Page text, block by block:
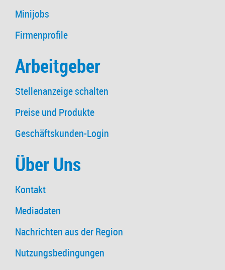
Minijobs
Firmenprofile
Arbeitgeber
Stellenanzeige schalten
Preise und Produkte
Geschäftskunden-Login
Über Uns
Kontakt
Mediadaten
Nachrichten aus der Region
Nutzungsbedingungen